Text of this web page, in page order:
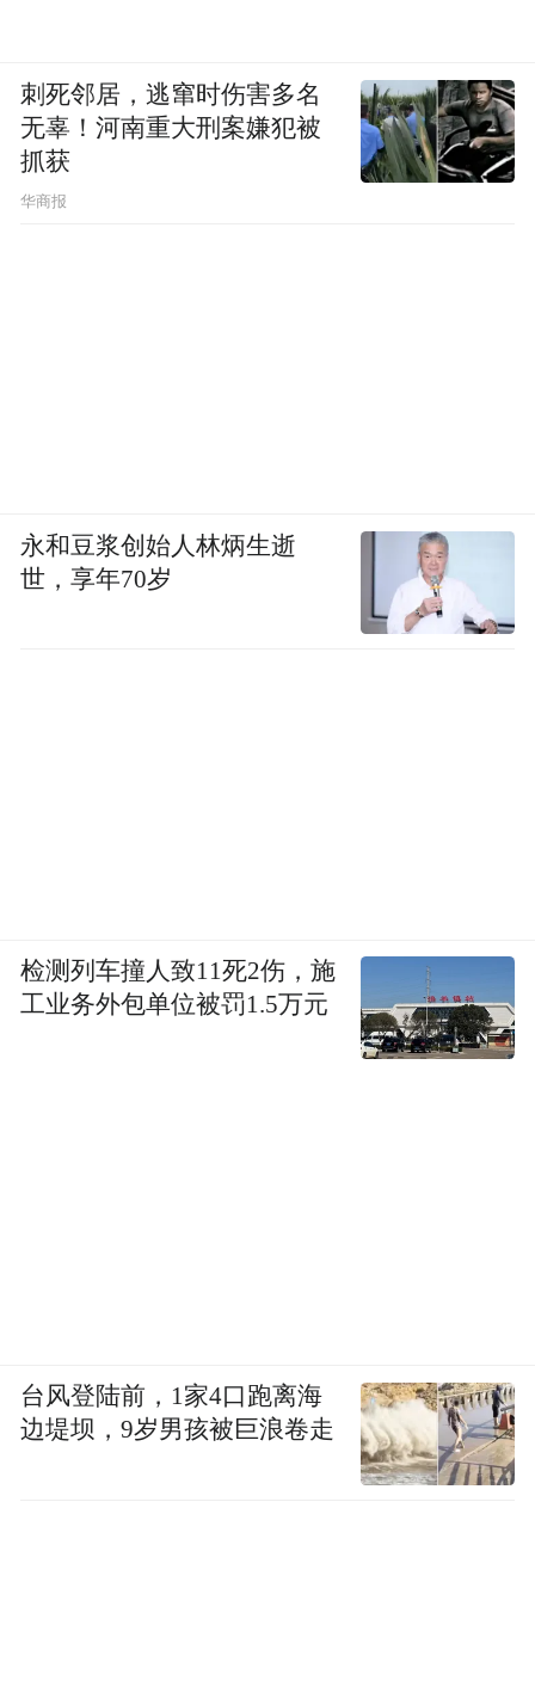
刺死邻居，逃窜时伤害多名
无辜！河南重大刑案嫌犯被
抓获
华商报
永和豆浆创始人林炳生逝
世，享年70岁
检测列车撞人致11死2伤，施
工业务外包单位被罚1.5万元
台风登陆前，1家4口跑离海
边堤坝，9岁男孩被巨浪卷走